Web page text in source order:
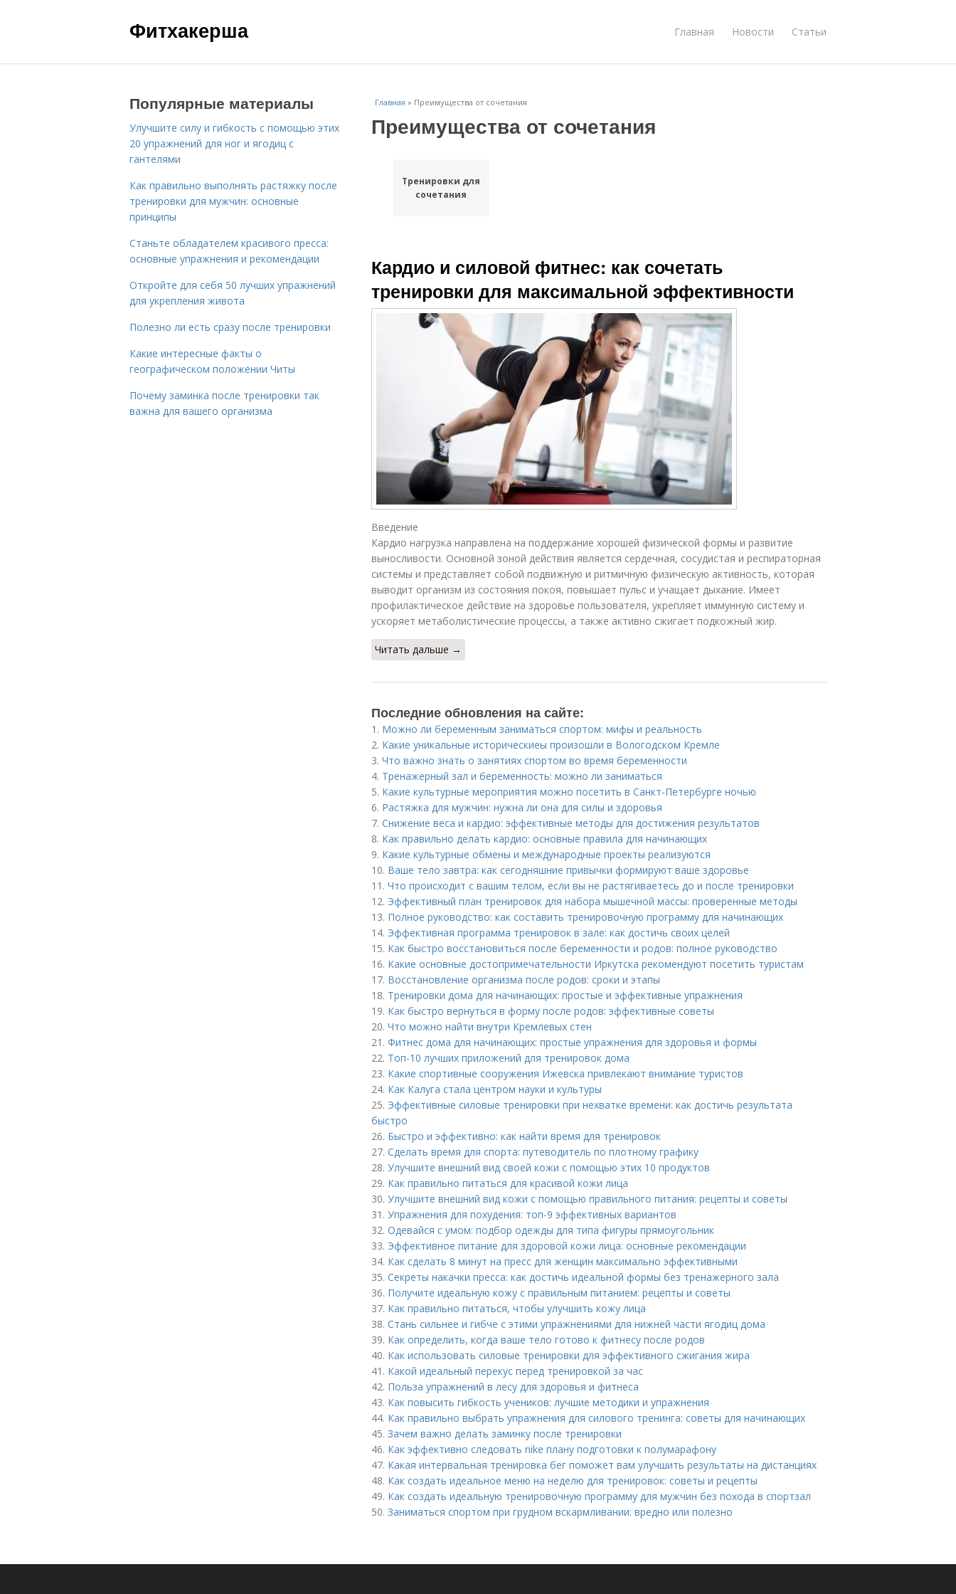
Фитхакерша Главная Новости Статьи
Главная » Преимущества от сочетания
Преимущества от сочетания
Тренировки для
сочетания
Кардио и силовой фитнес: как сочетать
тренировки для максимальной эффективности
Введение
Кардио нагрузка направлена на поддержание хорошей физической формы и развитие
выносливости. Основной зоной действия является сердечная, сосудистая и респираторная
системы и представляет собой подвижную и ритмичную физическую активность, которая
выводит организм из состояния покоя, повышает пульс и учащает дыхание. Имеет
профилактическое действие на здоровье пользователя, укрепляет иммунную систему и
ускоряет метаболистические процессы, а также активно сжигает подкожный жир.
Читать дальше →
Последние обновления на сайте:
1. Можно ли беременным заниматься спортом: мифы и реальность
2. Какие уникальные историческиеы произошли в Вологодском Кремле
3. Что важно знать о занятиях спортом во время беременности
4. Тренажерный зал и беременность: можно ли заниматься
5. Какие культурные мероприятия можно посетить в Санкт-Петербурге ночью
6. Растяжка для мужчин: нужна ли она для силы и здоровья
7. Снижение веса и кардио: эффективные методы для достижения результатов
8. Как правильно делать кардио: основные правила для начинающих
9. Какие культурные обмены и международные проекты реализуются
10. Ваше тело завтра: как сегодняшние привычки формируют ваше здоровье
11. Что происходит с вашим телом, если вы не растягиваетесь до и после тренировки
12. Эффективный план тренировок для набора мышечной массы: проверенные методы
13. Полное руководство: как составить тренировочную программу для начинающих
14. Эффективная программа тренировок в зале: как достичь своих целей
15. Как быстро восстановиться после беременности и родов: полное руководство
16. Какие основные достопримечательности Иркутска рекомендуют посетить туристам
17. Восстановление организма после родов: сроки и этапы
18. Тренировки дома для начинающих: простые и эффективные упражнения
19. Как быстро вернуться в форму после родов: эффективные советы
20. Что можно найти внутри Кремлевых стен
21. Фитнес дома для начинающих: простые упражнения для здоровья и формы
22. Топ-10 лучших приложений для тренировок дома
23. Какие спортивные сооружения Ижевска привлекают внимание туристов
24. Как Калуга стала центром науки и культуры
25. Эффективные силовые тренировки при нехватке времени: как достичь результата
быстро
26. Быстро и эффективно: как найти время для тренировок
27. Сделать время для спорта: путеводитель по плотному графику
28. Улучшите внешний вид своей кожи с помощью этих 10 продуктов
29. Как правильно питаться для красивой кожи лица
30. Улучшите внешний вид кожи с помощью правильного питания: рецепты и советы
31. Упражнения для похудения: топ-9 эффективных вариантов
32. Одевайся с умом: подбор одежды для типа фигуры прямоугольник
33. Эффективное питание для здоровой кожи лица: основные рекомендации
34. Как сделать 8 минут на пресс для женщин максимально эффективными
35. Секреты накачки пресса: как достичь идеальной формы без тренажерного зала
36. Получите идеальную кожу с правильным питанием: рецепты и советы
37. Как правильно питаться, чтобы улучшить кожу лица
38. Стань сильнее и гибче с этими упражнениями для нижней части ягодиц дома
39. Как определить, когда ваше тело готово к фитнесу после родов
40. Как использовать силовые тренировки для эффективного сжигания жира
41. Какой идеальный перекус перед тренировкой за час
42. Польза упражнений в лесу для здоровья и фитнеса
43. Как повысить гибкость учеников: лучшие методики и упражнения
44. Как правильно выбрать упражнения для силового тренинга: советы для начинающих
45. Зачем важно делать заминку после тренировки
46. Как эффективно следовать nike плану подготовки к полумарафону
47. Какая интервальная тренировка бег поможет вам улучшить результаты на дистанциях
48. Как создать идеальное меню на неделю для тренировок: советы и рецепты
49. Как создать идеальную тренировочную программу для мужчин без похода в спортзал
50. Заниматься спортом при грудном вскармливании: вредно или полезно
Популярные материалы
Улучшите силу и гибкость с помощью этих
20 упражнений для ног и ягодиц с
гантелями
Как правильно выполнять растяжку после
тренировки для мужчин: основные
принципы
Станьте обладателем красивого пресса:
основные упражнения и рекомендации
Откройте для себя 50 лучших упражнений
для укрепления живота
Полезно ли есть сразу после тренировки
Какие интересные факты о
географическом положении Читы
Почему заминка после тренировки так
важна для вашего организма